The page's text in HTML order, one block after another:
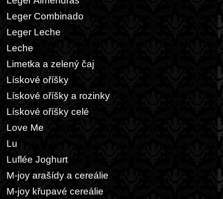
Leger Combinado
Leger Leche
Leche
Limetka a zelený čaj
Lískové oříšky
Lískové oříšky a rozinky
Lískové oříšky celé
Love Me
Lu
Luflée Joghurt
M-joy arašídy a cereálie
M-joy křupavé cereálie